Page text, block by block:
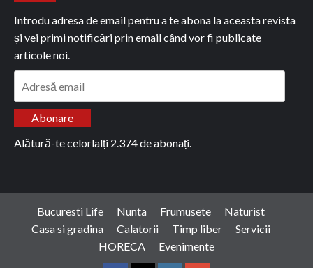
Introdu adresa de email pentru a te abona la aceasta revista
și vei primi notificări prin email când vor fi publicate
articole noi.
Abonare
Alătură-te celorlalți 2.374 de abonați.
Bucuresti Life Nunta Frumusete
Naturist
Casa si gradina
Calatorii Timp liber
Servicii
HORECA
Evenimente